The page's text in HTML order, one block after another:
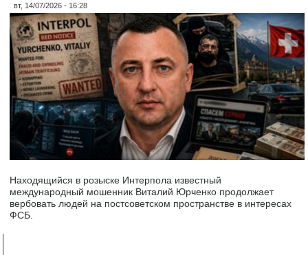
вт, 14/07/2026 - 16:28
Находящийся в розыске Интерпола известный
международный мошенник Виталий Юрченко продолжает
вербовать людей на постсоветском пространстве в интересах
ФСБ.